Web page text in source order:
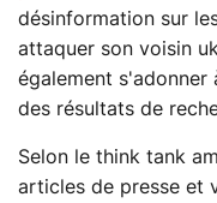
désinformation sur
attaquer son voisin
également s'adonner
des résultats de
Selon le think tank
articles de presse et